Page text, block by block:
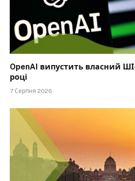
OpenAI випустить власний
році
7 Серпня 2026